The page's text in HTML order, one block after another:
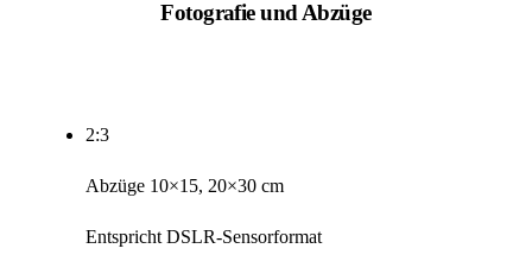
Fotografie und Abzüge
2:3
Abzüge 10×15, 20×30 cm
Entspricht DSLR-Sensorformat